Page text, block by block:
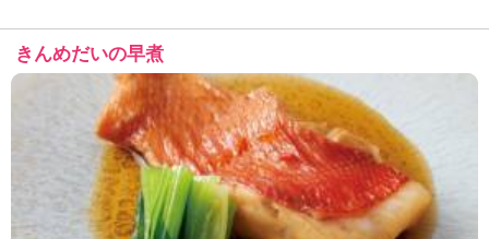
きんめだいの早煮